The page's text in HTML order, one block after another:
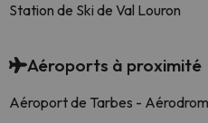
Station de Ski de Val Louron
Aéroports à proximité
Aéroport de Tarbes -